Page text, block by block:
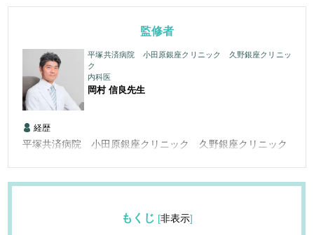
監修者
平塚共済病院 小田原銀座クリニック 久野銀座クリニッ
ク
内科医
岡村 信良先生
経歴
平塚共済病院 小田原銀座クリニック 久野銀座クリニック
もくじ [非表示]